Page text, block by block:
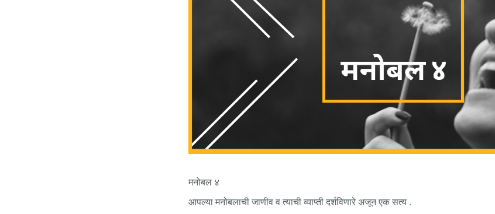
मनोबल ४
आपल्या मनोबलाची जाणीव व त्याची व्याप्ती दर्शविणारे अजून एक सत्य .